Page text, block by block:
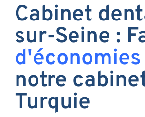
Cabinet
sur-Seine :
d'économies
notre
Turquie